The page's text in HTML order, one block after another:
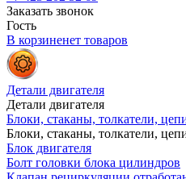
Заказать звонок
Гость
В корзиненет товаров
Детали двигателя
Детали двигателя
Блоки, стаканы, толкатели,
Блоки, стаканы, толкатели,
Блок двигателя
Болт головки блока цилиндров